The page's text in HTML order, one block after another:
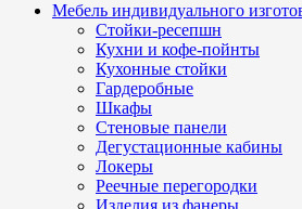
Мебель индивидуального
Стойки-ресепшн
Кухни и кофе-пойнты
Кухонные стойки
Гардеробные
Шкафы
Стеновые панели
Дегустационные кабины
Локеры
Реечные перегородки
Изделия из фанеры